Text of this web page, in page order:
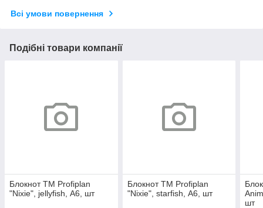
Всі умови повернення
Подібні товари компанії
Блокнот TM Profiplan
"Nixie", jellyfish, А6, шт
Блокнот TM Profiplan
"Nixie", starfish, А6, шт
шт